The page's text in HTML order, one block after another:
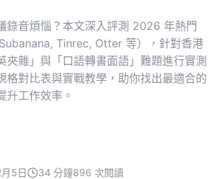
錄音煩惱？本文深入評測 2026 年熱門
Tinrec, Otter 等），針對香港
夾雜」與「口語轉書面語」難題進行實測
格對比表與實戰教學，助你找出最適合的
升工作效率。
5日 34 分鐘896 次閱讀